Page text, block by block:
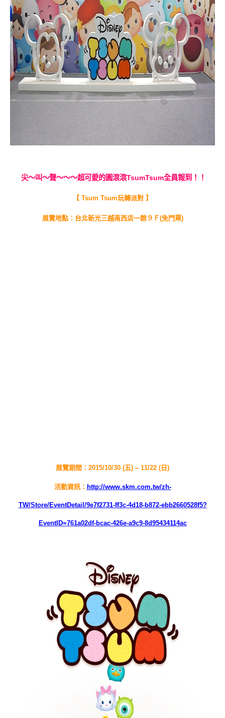
尖～叫～聲～～～超可愛的圓滾滾TsumTsum全員報到！！
【 Tsum Tsum玩轉派對 】
展覽地點：台北新光三越南西店一館９Ｆ(免門票)
展覽期間：2015/10/30 (五) – 11/22 (日)
活動資訊： http://www.skm.com.tw/zh-
TW/Store/EventDetail/9e7f2731-ff3c-4d18-b872-ebb2660528f5?
EventID=761a02df-bcac-426e-a9c9-8d95434114ac